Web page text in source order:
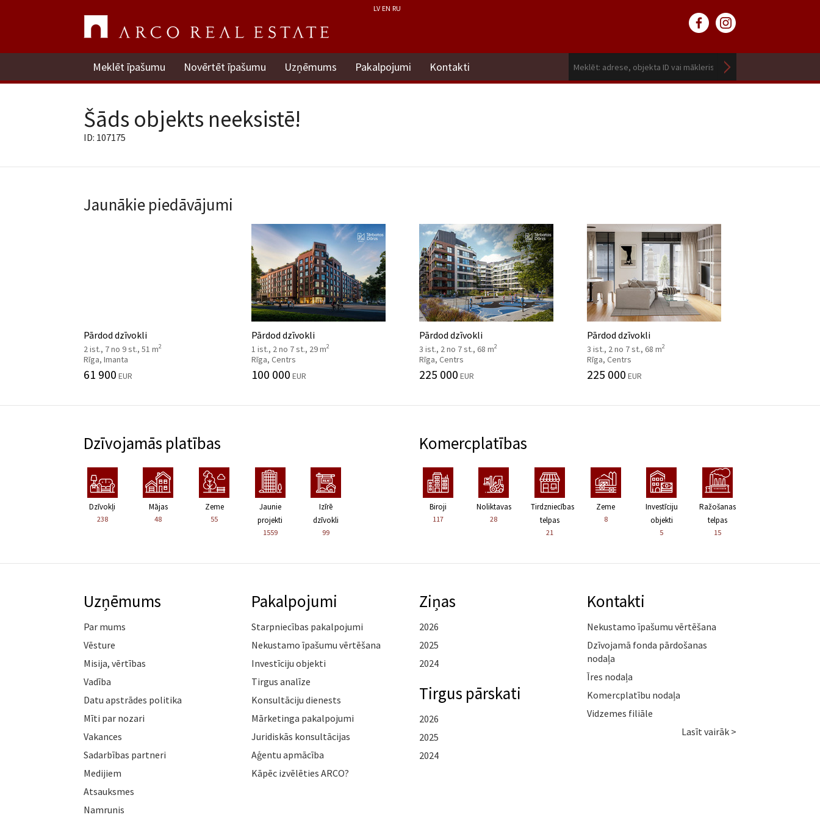
LV EN RU
Meklēt īpašumu Novērtēt īpašumu Uzņēmums Pakalpojumi Kontakti
Šāds objekts neeksistē!
ID: 107175
Jaunākie piedāvājumi
Pārdod dzīvokli
2 ist., 7 no 9 st., 51 m2
Rīga, Imanta
61 900 EUR
Pārdod dzīvokli
1 ist., 2 no 7 st., 29 m2
Rīga, Centrs
100 000 EUR
Pārdod dzīvokli
3 ist., 2 no 7 st., 68 m2
Rīga, Centrs
225 000 EUR
Pārdod dzīvokli
3 ist., 2 no 7 st., 68 m2
Rīga, Centrs
225 000 EUR
Dzīvojamās platības
Dzīvokļi
238
Mājas
48
Zeme
55
Jaunie
projekti
1559
Izīrē
dzīvokli
99
Komercplatības
Biroji
117
Noliktavas
28
Tirdzniecības
telpas
21
Zeme
8
Investīciju
objekti
5
Ražošanas
telpas
15
Uzņēmums
Par mums
Vēsture
Misija, vērtības
Vadība
Datu apstrādes politika
Mīti par nozari
Vakances
Sadarbības partneri
Medijiem
Atsauksmes
Namrunis
Pakalpojumi
Starpniecības pakalpojumi
Nekustamo īpašumu vērtēšana
Investīciju objekti
Tirgus analīze
Konsultāciju dienests
Mārketinga pakalpojumi
Juridiskās konsultācijas
Aģentu apmācība
Kāpēc izvēlēties ARCO?
Ziņas
2026
2025
2024
Tirgus pārskati
2026
2025
2024
Kontakti
Nekustamo īpašumu vērtēšana
Dzīvojamā fonda pārdošanas
nodaļa
Īres nodaļa
Komercplatību nodaļa
Vidzemes filiāle
Lasīt vairāk >